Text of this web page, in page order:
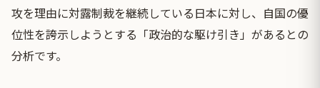
攻を理由に対露制裁を継続している日本に対し、自国の優
位性を誇示しようとする「政治的な駆け引き」があるとの
分析です。